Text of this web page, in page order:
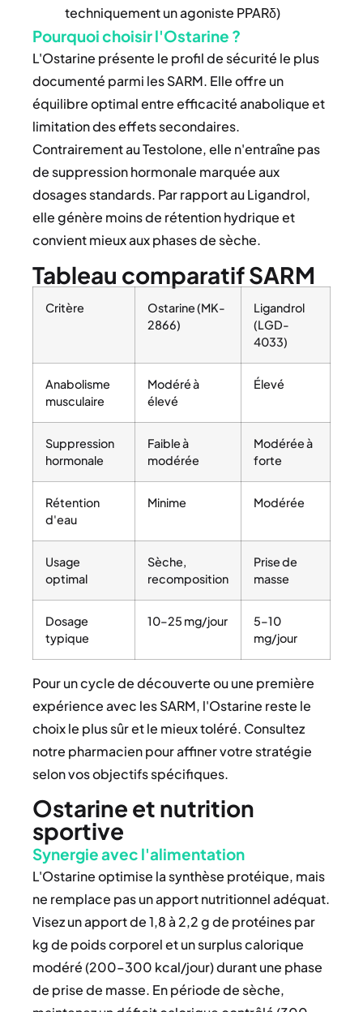
techniquement un agoniste PPARδ)
Pourquoi choisir l'Ostarine ?
L'Ostarine présente le profil de sécurité le plus
documenté parmi les SARM. Elle offre un
équilibre optimal entre efficacité anabolique et
limitation des effets secondaires.
Contrairement au Testolone, elle n'entraîne pas
de suppression hormonale marquée aux
dosages standards. Par rapport au Ligandrol,
elle génère moins de rétention hydrique et
convient mieux aux phases de sèche.
Tableau comparatif SARM
Critère
Ostarine (MK-
2866)
Ligandrol
(LGD-
4033)
Anabolisme
musculaire
Modéré à
élevé
Élevé
Suppression
hormonale
Faible à
modérée
Modérée à
forte
Rétention
d'eau
Minime Modérée
Usage
optimal
Sèche,
recomposition
Prise de
masse
Dosage
typique
10–25 mg/jour
5–10
mg/jour
Pour un cycle de découverte ou une première
expérience avec les SARM, l'Ostarine reste le
choix le plus sûr et le mieux toléré. Consultez
notre pharmacien pour affiner votre stratégie
selon vos objectifs spécifiques.
Ostarine et nutrition
sportive
Synergie avec l'alimentation
L'Ostarine optimise la synthèse protéique, mais
ne remplace pas un apport nutritionnel adéquat.
Visez un apport de 1,8 à 2,2 g de protéines par
kg de poids corporel et un surplus calorique
modéré (200–300 kcal/jour) durant une phase
de prise de masse. En période de sèche,